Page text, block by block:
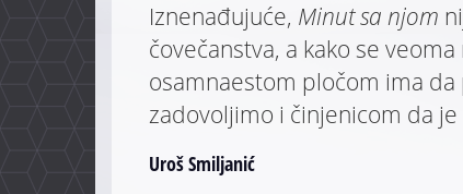
Iznenađujuće, Minut sa njom
čovečanstva, a kako se
osamnaestom pločom ima
zadovoljimo i činjenicom da
Uroš Smiljanić